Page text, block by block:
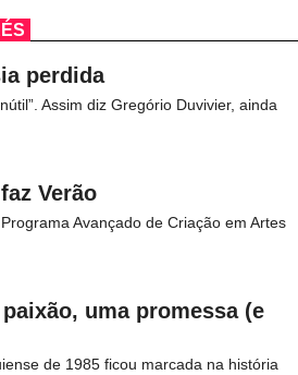
perdida
Assim diz Gregório Duvivier, ainda
Verão
Avançado de Criação em Artes
uma promessa (e
de 1985 ficou marcada na história